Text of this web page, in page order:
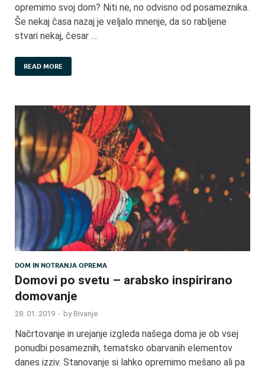
opremimo svoj dom? Niti ne, no odvisno od posameznika.
Še nekaj časa nazaj je veljalo mnenje, da so rabljene
stvari nekaj, česar …
READ MORE
DOM IN NOTRANJA OPREMA
Domovi po svetu – arabsko inspirirano
domovanje
28. 01. 2019 - by Bivanje
Načrtovanje in urejanje izgleda našega doma je ob vsej
ponudbi posameznih, tematsko obarvanih elementov
danes izziv. Stanovanje si lahko opremimo mešano ali pa